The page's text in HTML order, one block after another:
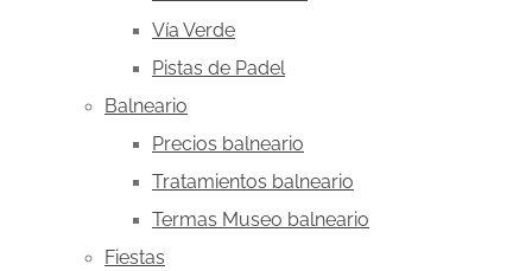
Vía Verde
Pistas de Padel
Balneario
Precios balneario
Tratamientos balneario
Termas Museo balneario
Fiestas